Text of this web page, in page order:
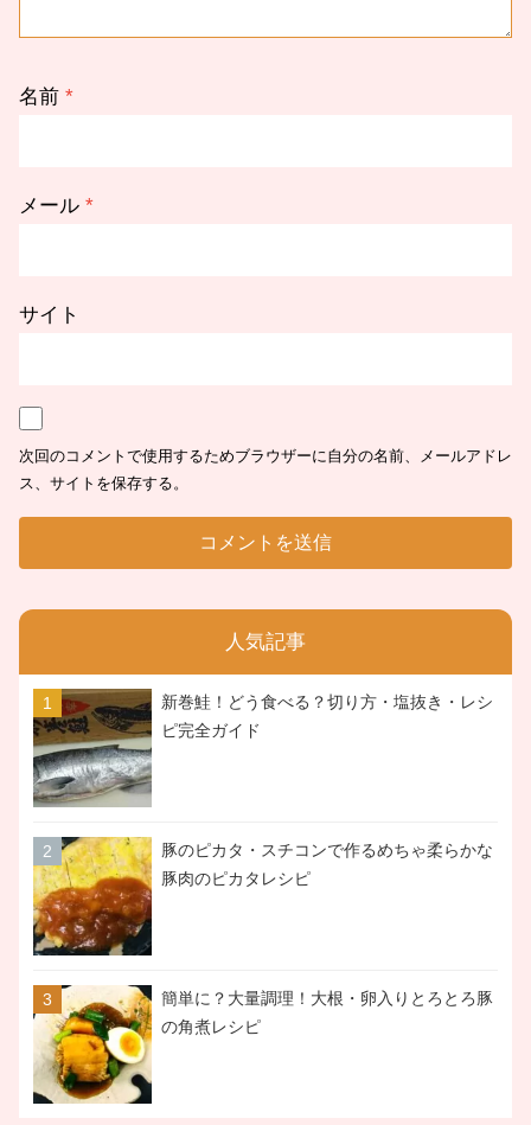
名前 *
メール *
サイト
次回のコメントで使用するためブラウザーに自分の名前、メールアドレ
ス、サイトを保存する。
人気記事
新巻鮭！どう食べる？切り方・塩抜き・レシ
ピ完全ガイド
豚のピカタ・スチコンで作るめちゃ柔らかな
豚肉のピカタレシピ
簡単に？大量調理！大根・卵入りとろとろ豚
の角煮レシピ